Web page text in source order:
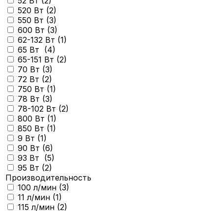
520 Вт (2)
550 Вт (3)
600 Вт (3)
62-132 Вт (1)
65 Вт (4)
65-151 Вт (2)
70 Вт (3)
72 Вт (2)
750 Вт (1)
78 Вт (3)
78-102 Вт (2)
800 Вт (1)
850 Вт (1)
9 Вт (1)
90 Вт (6)
93 Вт (5)
95 Вт (2)
Производительность
100 л/мин (3)
11 л/мин (1)
115 л/мин (2)